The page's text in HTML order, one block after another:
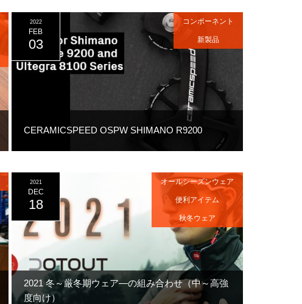
CERAMICSPEED OSPW SHIMANO R9200
2022
FEB
03
コンポーネント
新製品
2021 冬～厳冬期ウェア―の組み合わせ（中～高強
度向け）
2021
DEC
18
オールシーズンウェア
便利アイテム
秋冬ウェア